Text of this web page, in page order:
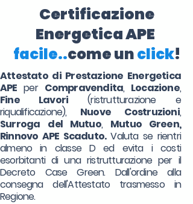
Certificazione
Energetica APE
facile..come unclick!
Attestato di Prestazione Energetica
APE per Compravendita, Locazione,
Fine Lavori (ristrutturazione e
riqualificazione), Nuove Costruzioni,
Surroga
del Mutuo, Mutuo Green,
Rinnovo APE Scaduto.Valuta se rientri
almeno in classe D ed evita i costi
esorbitanti di una ristrutturazione per il
Decreto Case Green. Dall'ordine alla
consegna dell'Attestato trasmesso in
Regione.